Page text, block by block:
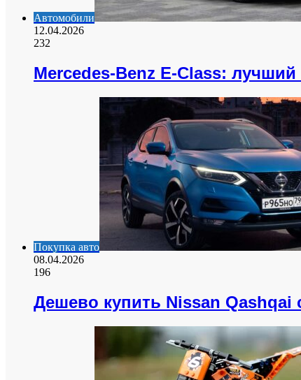
Автомобили
12.04.2026
232
Mercedes-Benz E-Class:
Покупка авто
08.04.2026
196
Дешево купить Nissan Qashqai